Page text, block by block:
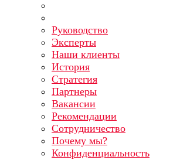
Руководство
Эксперты
Наши клиенты
История
Стратегия
Партнеры
Вакансии
Рекомендации
Сотрудничество
Почему мы?
Конфиденциальность